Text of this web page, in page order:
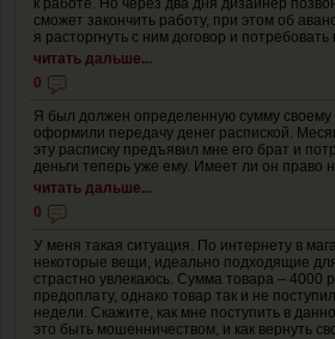
к работе. Но через два дня дизайнер
сможет закончить работу, при этом об
я расторгнуть с ним договор и потребовать
читать дальше...
0
Я был должен определенную сумму своему
оформили передачу денег распиской.
эту расписку предъявил мне его брат и
деньги теперь уже ему. Имеет ли он право
читать дальше...
0
У меня такая ситуация. По интернету в
некоторые вещи, идеально подходящие
страстно увлекаюсь. Сумма товара – 4000
предоплату, однако товар так и не
недели. Скажите, как мне поступить в
это быть мошенничеством, и как вернуть